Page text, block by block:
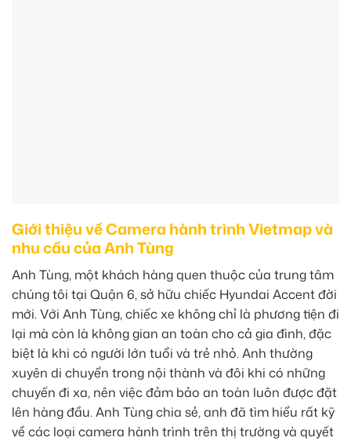
Giới thiệu về Camera hành trình Vietmap và
nhu cầu của Anh Tùng
Anh Tùng, một khách hàng quen thuộc của trung tâm
chúng tôi tại Quận 6, sở hữu chiếc Hyundai Accent đời
mới. Với Anh Tùng, chiếc xe không chỉ là phương tiện đi
lại mà còn là không gian an toàn cho cả gia đình, đặc
biệt là khi có người lớn tuổi và trẻ nhỏ. Anh thường
xuyên di chuyển trong nội thành và đôi khi có những
chuyến đi xa, nên việc đảm bảo an toàn luôn được đặt
lên hàng đầu. Anh Tùng chia sẻ, anh đã tìm hiểu rất kỹ
về các loại camera hành trình trên thị trường và quyết